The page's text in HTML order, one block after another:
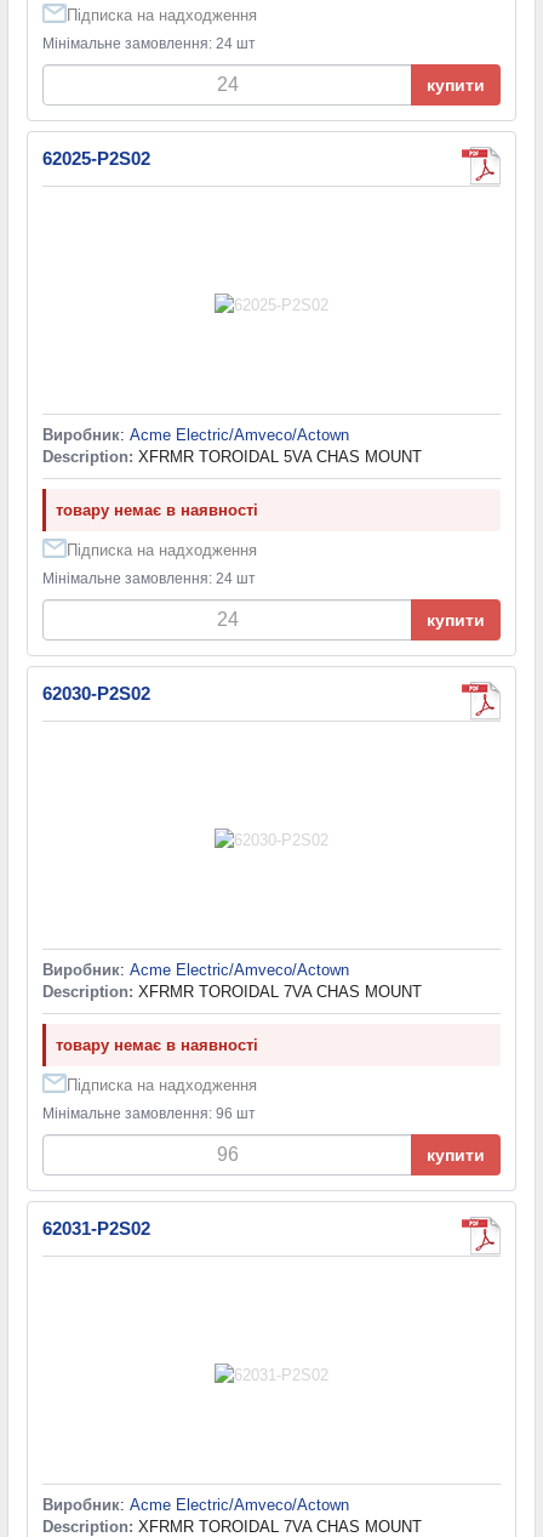
Підписка на надходження
Мінімальне замовлення: 24 шт
купити
62025-P2S02
Виробник: Acme Electric/Amveco/Actown
Description: XFRMR TOROIDAL 5VA CHAS MOUNT
товару немає в наявності
Підписка на надходження
Мінімальне замовлення: 24 шт
купити
62030-P2S02
Виробник: Acme Electric/Amveco/Actown
Description: XFRMR TOROIDAL 7VA CHAS MOUNT
товару немає в наявності
Підписка на надходження
Мінімальне замовлення: 96 шт
купити
62031-P2S02
Виробник: Acme Electric/Amveco/Actown
Description: XFRMR TOROIDAL 7VA CHAS MOUNT